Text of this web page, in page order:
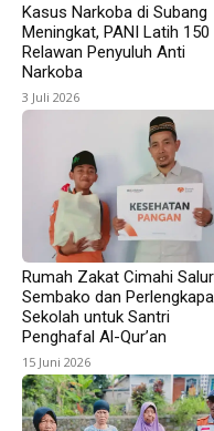
Kasus Narkoba di Subang
Meningkat, PANI Latih 150
Relawan Penyuluh Anti
Narkoba
3 Juli 2026
Rumah Zakat Cimahi
Sembako dan
Sekolah untuk Santri
Penghafal Al-Qur’an
15 Juni 2026